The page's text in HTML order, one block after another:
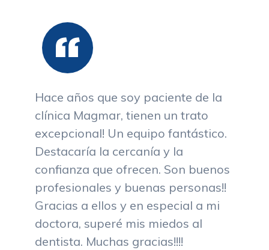
Hace años que soy paciente de la
clínica Magmar, tienen un trato
excepcional! Un equipo fantástico.
Destacaría la cercanía y la
confianza que ofrecen. Son buenos
profesionales y buenas personas!!
Gracias a ellos y en especial a mi
doctora, superé mis miedos al
dentista. Muchas gracias!!!!